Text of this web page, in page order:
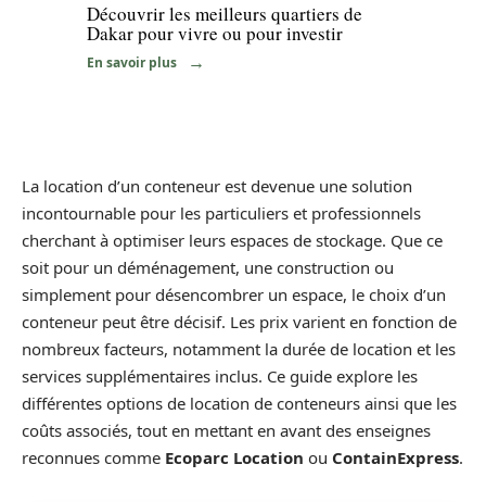
Découvrir les meilleurs quartiers de
Dakar pour vivre ou pour investir
En savoir plus
La location d’un conteneur est devenue une solution
incontournable pour les particuliers et professionnels
cherchant à optimiser leurs espaces de stockage. Que ce
soit pour un déménagement, une construction ou
simplement pour désencombrer un espace, le choix d’un
conteneur peut être décisif. Les prix varient en fonction de
nombreux facteurs, notamment la durée de location et les
services supplémentaires inclus. Ce guide explore les
différentes options de location de conteneurs ainsi que les
coûts associés, tout en mettant en avant des enseignes
reconnues comme Ecoparc Location ou ContainExpress.